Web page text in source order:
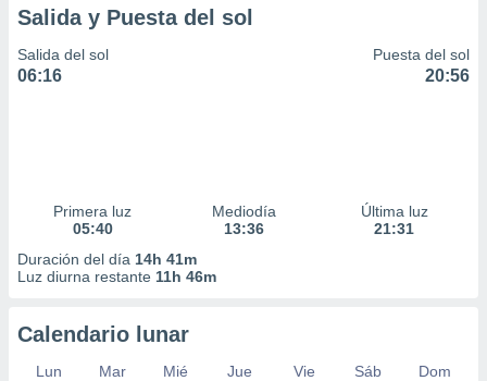
Salida y Puesta del sol
Salida del sol
06:16
Puesta del sol
20:56
Primera luz
05:40
Mediodía
13:36
Última luz
21:31
Duración del día 14h 41m
Luz diurna restante 11h 46m
Calendario lunar
Lun Mar Mié Jue Vie Sáb
Dom